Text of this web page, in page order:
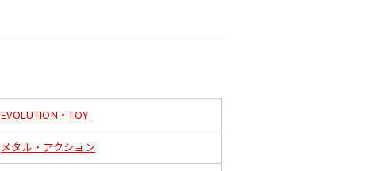
EVOLUTION・TOY
メタル・アクション